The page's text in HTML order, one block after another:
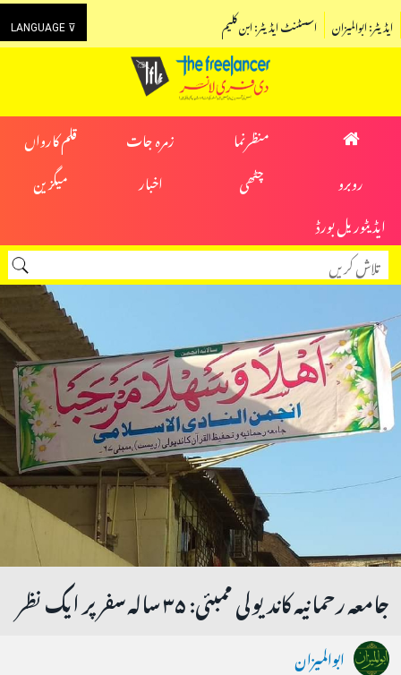
LANGUAGE ⊽ اسسٹنٹ ایڈیٹر: ابن کلیم ایڈیٹر: ابوالمیزان
منظرنما زمرہ جات
قلم کارواں
روبرو
چٹھی اخبار
میگزین
ایڈیٹوریل بورڈ
جامعہ رحمانیہ کاندیولی ممبئی: ۳۵ سالہ سفر پر ایک نظر
ابوالمیزان